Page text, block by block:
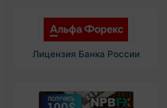
Лицензия Банка России